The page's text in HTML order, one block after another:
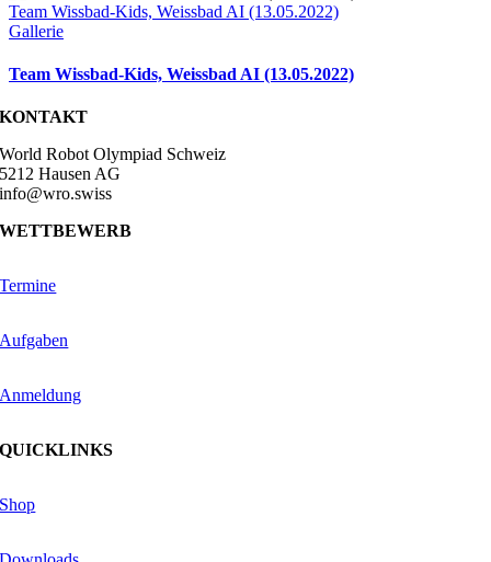
Team Wissbad-Kids, Weissbad AI (13.05.2022)
Gallerie
Team Wissbad-Kids, Weissbad AI (13.05.2022)
KONTAKT
World Robot Olympiad Schweiz
5212 Hausen AG
info@wro.swiss
WETTBEWERB
Termine
Aufgaben
Anmeldung
QUICKLINKS
Shop